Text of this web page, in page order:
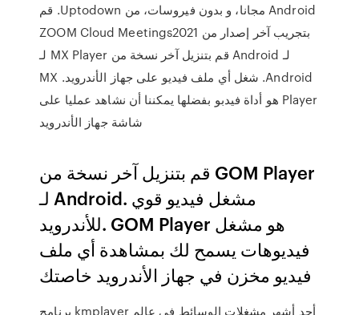
Android مجانا، و بدون فيروسات، من Uptodown. قم
بتجريب آخر إصدار من ZOOM Cloud Meetings2021
لـ Android قم بتنزيل آخر نسخة من MX Player لـ
Android. شغل أي ملف فيديو على جهاز الأندرويد. MX
Player هو أداة فيدبو بفضلها يمكننا أن نشاهد عمليا على
شاشة جهاز الأندرويد
قم بتنزيل آخر نسخة من GOM Player
لـ Android. مشغل فيديو قوي
للأندرويد. GOM Player هو مشغل
فيديوهات يسمح لك بمشاهدة أي ملف
فيديو مخزن في جهاز الأندرويد خاصتك
برنامج kmplayer أحد أشهر مشغلات الوسائط في عالم